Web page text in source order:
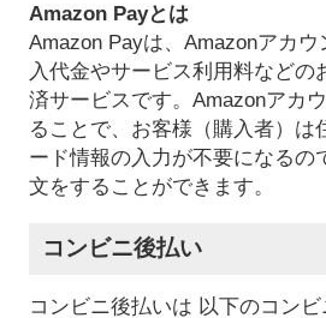
Amazon Payとは
Amazon Payは、Amazonアカ
入代金やサービス利用料などの
済サービスです。Amazonアカ
ることで、お客様（購入者）は
ード情報の入力が不要になるの
文をすることができます。
コンビニ後払い
コンビニ後払いは 以下のコン